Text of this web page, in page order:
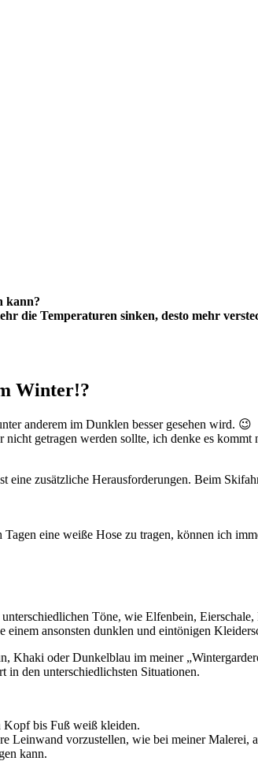
kann?
die Temperaturen sinken, desto mehr
Winter!?
anderem im Dunklen besser gesehen wird. 😉
getragen werden sollte, ich denke es
zusätzliche Herausforderungen. Beim
eine weiße Hose zu tragen, können ich
Töne, wie Elfenbein,
einem ansonsten dunklen und eintönigen
Khaki oder Dunkelblau im meiner
in den unterschiedlichsten Situationen.
Kopf bis Fuß weiß kleiden.
Leinwand vorzustellen, wie bei meiner
kann.